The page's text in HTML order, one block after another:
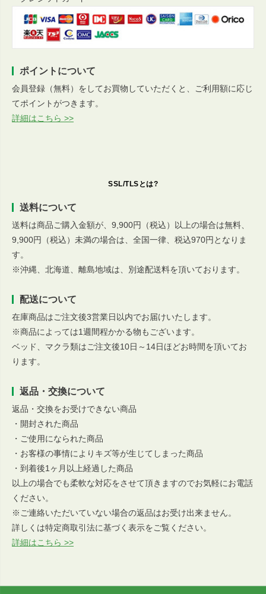
ポイントについて
会員登録（無料）をしてお買物していただくと、ご利用額に応じ
てポイントがつきます。
詳細はこちら >>
SSL/TLSとは?
送料について
送料は商品ご購入金額が、9,900円（税込）以上の場合は無料、
9,900円（税込）未満の場合は、全国一律、税込970円となりま
す。
※沖縄、北海道、離島地域は、別途配送料を頂いております。
配送について
在庫商品はご注文後3営業日以内でお届けいたします。
※商品によっては1週間程かかる物もございます。
ベッド、マクラ類はご注文後10日～14日ほどお時間を頂いてお
ります。
返品・交換について
返品・交換をお受けできない商品
・開封された商品
・ご使用になられた商品
・お客様の事情によりキズ等が生じてしまった商品
・到着後1ヶ月以上経過した商品
以上の場合でも柔軟な対応をさせて頂きますのでお気軽にお電話
ください。
※ご連絡いただいていない場合の返品はお受け出来ません。
詳しくは特定商取引法に基づく表示をご覧ください。
詳細はこちら >>